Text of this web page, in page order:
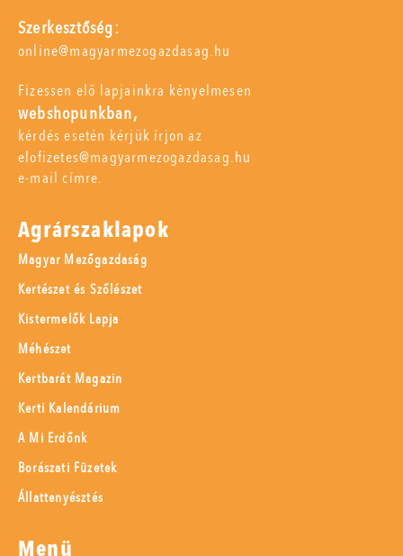
Szerkesztőség:
online@magyarmezogazdasag.hu
Fizessen elő lapjainkra kényelmesen
webshopunkban,
kérdés esetén kérjük írjon az
elofizetes@magyarmezogazdasag.hu
e-mail címre.
Agrárszaklapok
Magyar Mezőgazdaság
Kertészet és Szőlészet
Kistermelők Lapja
Méhészet
Kertbarát Magazin
Kerti Kalendárium
A Mi Erdőnk
Borászati Füzetek
Állattenyésztés
Menü